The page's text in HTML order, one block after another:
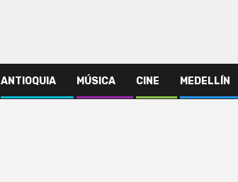
ANTIOQUIA MÚSICA CINE MEDELLÍN